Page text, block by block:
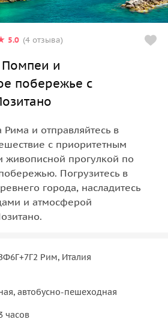
5.0 (4 отзыва)
Помпеи и
побережье с
и отправляйтесь в
с приоритетным
прогулкой по
Погрузитесь в
города, насладитесь
и атмосферой
Рим, Италия
автобусно-пешеходная
часов